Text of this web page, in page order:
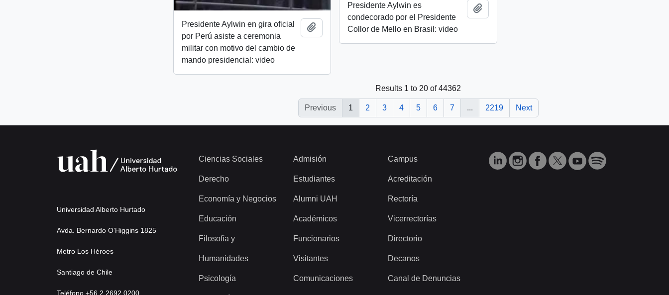
Presidente Aylwin es
condecorado por el Presidente
Collor de Mello en Brasil: video
Add to clipboard
Presidente Aylwin en gira oficial
por Perú asiste a ceremonia
militar con motivo del cambio de
mando presidencial: video
Add to clipboard
Results 1 to 20 of 44362
Previous 1 2 3 4 5 6 7 ... 2219 Next
Universidad Alberto Hurtado
Avda. Bernardo O’Higgins 1825
Metro Los Héroes
Santiago de Chile
Teléfono +56 2 2692 0200
Ciencias Sociales
Derecho
Economía y Negocios
Educación
Filosofía y
Humanidades
Psicología
Admisión
Estudiantes
Alumni UAH
Académicos
Funcionarios
Visitantes
Comunicaciones
Campus
Acreditación
Rectoría
Vicerrectorías
Directorio
Decanos
Canal de Denuncias